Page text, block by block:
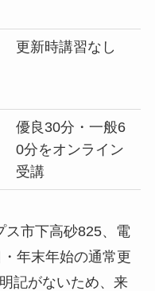
更新時講習なし
優良30分・一般6
0分をオンライン
受講
ス市下高砂825、電
年末年始の通常更
記がないため、来